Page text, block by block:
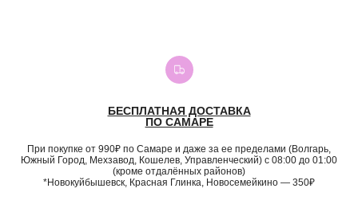
БЕСПЛАТНАЯ ДОСТАВКА
ПО САМАРЕ
При покупке от 990₽ по Самаре и даже за ее пределами (Волгарь,
Южный Город, Мехзавод, Кошелев, Управленческий) с 08:00 до 01:00
(кроме отдалённых районов)
*Новокуйбышевск, Красная Глинка, Новосемейкино — 350₽